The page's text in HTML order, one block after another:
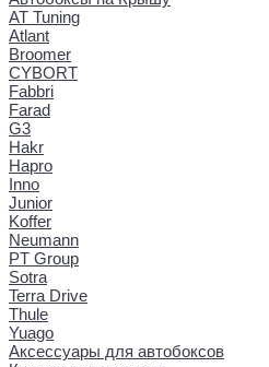
AT Tuning
Atlant
Broomer
CYBORT
Fabbri
Farad
G3
Hakr
Hapro
Inno
Junior
Koffer
Neumann
PT Group
Sotra
Terra Drive
Thule
Yuago
Аксессуары для автобоксов